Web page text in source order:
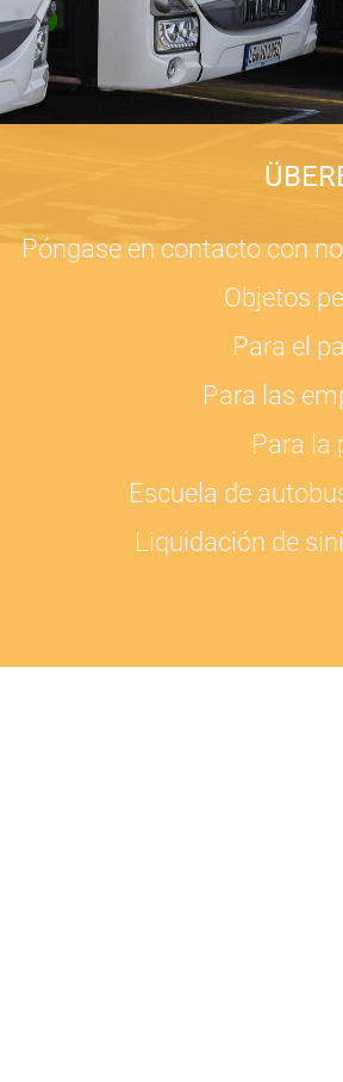
Póngase en contacto con
Objetos
Para el
Para las
Para la
Escuela de
Liquidación de